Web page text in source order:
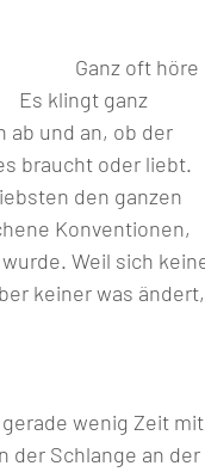
Es klingt ganz
ab und an, ob der
braucht oder liebt.
den ganzen
Konventionen,
keiner was ändert,
wenig Zeit mit
der Schlange an der